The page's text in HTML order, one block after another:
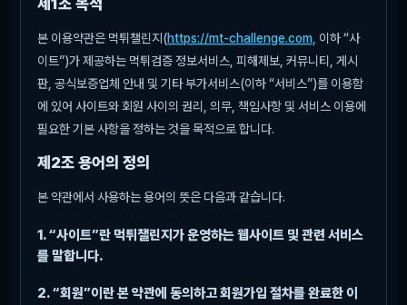
제1조 목적
본 이용약관은 먹튀챌린지(https://mt-challenge.com, 이하 “사
이트”)가 제공하는 먹튀검증 정보서비스, 피해제보, 커뮤니티, 게시
판, 공식보증업체 안내 및 기타 부가서비스(이하 “서비스”)를 이용함
에 있어 사이트와 회원 사이의 권리, 의무, 책임사항 및 서비스 이용에
필요한 기본 사항을 정하는 것을 목적으로 합니다.
제2조 용어의 정의
본 약관에서 사용하는 용어의 뜻은 다음과 같습니다.
1. “사이트”란 먹튀챌린지가 운영하는 웹사이트 및 관련 서비스
를 말합니다.
2. “회원”이란 본 약관에 동의하고 회원가입 절차를 완료한 이